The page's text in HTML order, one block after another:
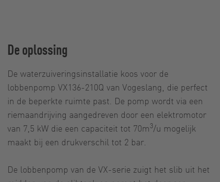
De oplossing
De waterzuiveringsinstallatie koos voor de
lobbenpomp VX136-210Q van Vogeslang, die perfect
in de beperkte ruimte past. De pomp wordt via een
riemaandrijving aangedreven door een elektromotor
van 7,5 kW die een capaciteit tot 70m3/u mogelijk
maakt bij een drukverschil tot 2 bar.
De lobbenpomp van de VX-serie zuigt het slib uit het